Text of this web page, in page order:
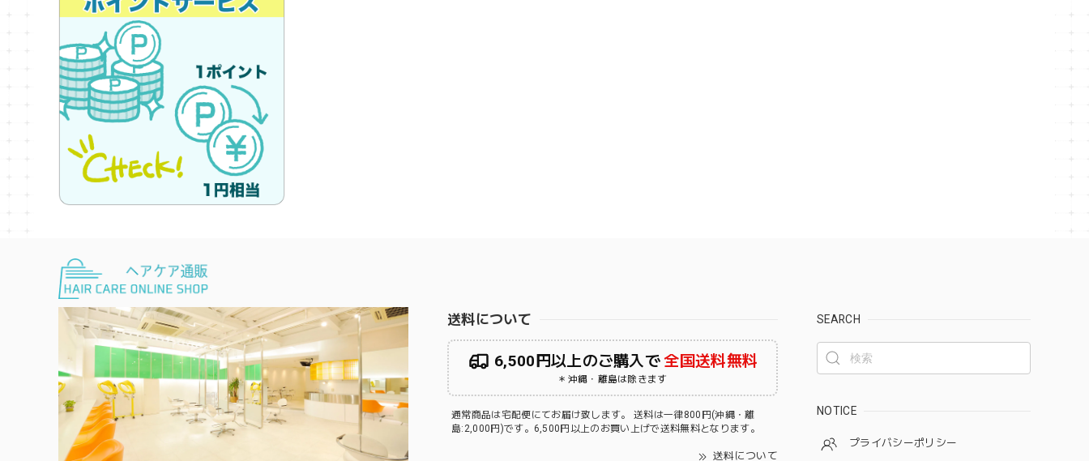
送料について
6,500円以上のご購入で全国送料無料
＊沖縄・離島は除きます
通常商品は宅配便にてお届け致します。 送料は一律800円(沖縄・離
島:2,000円)です。6,500円以上のお買い上げで送料無料となります。
送料について
SEARCH
NOTICE
プライバシーポリシー